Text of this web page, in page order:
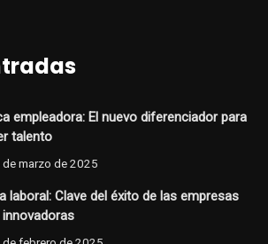
empleadora: El nuevo diferenciador para
talento
de marzo de 2025
laboral: Clave del éxito de las empresas